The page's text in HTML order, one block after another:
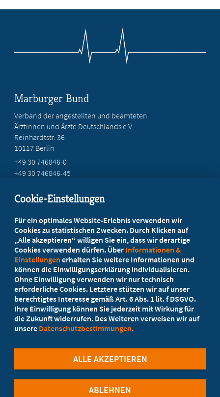
Marburger Bund
Verband der angestellten und beamteten
Ärztinnen und Ärzte Deutschlands e.V.
Reinhardtstr. 36
10117 Berlin
+49 30 746846-0
+49 30 746846-45
Ihr Landesverband berät Sie!
Ansprechpartner
Werden Sie jetzt Mitglied!
5 Vorteile einer Mitgliedschaft
Cookie-Einstellungen
Für ein optimales Website-Erlebnis verwenden wir
Cookies zu statistischen Zwecken. Durch Klicken auf
„Alle akzeptieren“ willigen Sie ein, dass wir derartige
Cookies verwenden dürfen. Über Informationen &
Einstellungen erhalten Sie weitere Informationen und
können die Einwilligungserklärung individualisieren.
Ohne Einwilligung verwenden wir nur technisch
erforderliche Cookies. Letztere stützen wir auf unser
berechtigtes Interesse gemäß Art. 6 Abs. 1 lit. f DSGVO.
Ihre Einwilligung können Sie jederzeit mit Wirkung für
die Zukunft widerrufen. Des Weiteren verweisen wir auf
unsere Datenschutzbestimmungen.
ABLEHNEN
ALLE AKZEPTIEREN